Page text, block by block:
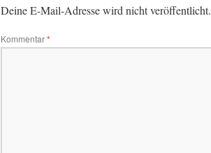
Deine E-Mail-Adresse wird nicht veröffentlicht.
Kommentar*